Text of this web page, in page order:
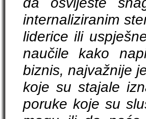
internaliziranim
liderice ili
naučile kako
biznis, najvažnije
koje su stajale
poruke koje su